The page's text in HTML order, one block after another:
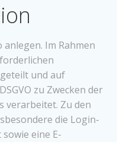
Im Rahmen
und auf
zu Zwecken der
verarbeitet. Zu den
die Login-
eine E-